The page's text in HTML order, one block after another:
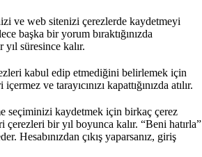
ve web sitenizi çerezlerde kaydetmeyi
başka bir yorum bıraktığınızda
süresince kalır.
kabul edip etmediğini belirlemek için
ve tarayıcınızı kapattığınızda atılır.
seçiminizi kaydetmek için birkaç çerez
bir yıl boyunca kalır. “Beni hatırla”
Hesabınızdan çıkış yaparsanız, giriş